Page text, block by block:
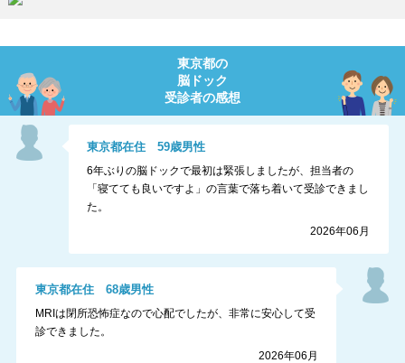
東京都の
脳ドック
受診者の感想
東京都在住59歳男性
6年ぶりの脳ドックで最初は緊張しましたが、担当者の
「寝てても良いですよ」の言葉で落ち着いて受診できまし
た。
2026年06月
東京都在住 68歳男性
MRIは閉所恐怖症なので心配でしたが、非常に安心して受
診できました。
2026年06月